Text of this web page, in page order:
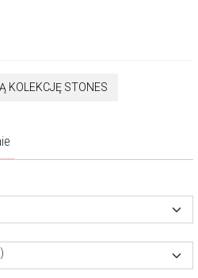
KOLEKCJĘ STONES